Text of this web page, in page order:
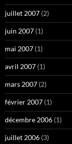
juillet 2007 (2)
juin 2007 (1)
mai 2007 (1)
avril 2007 (1)
mars 2007 (2)
février 2007 (1)
décembre 2006 (1)
juillet 2006 (3)